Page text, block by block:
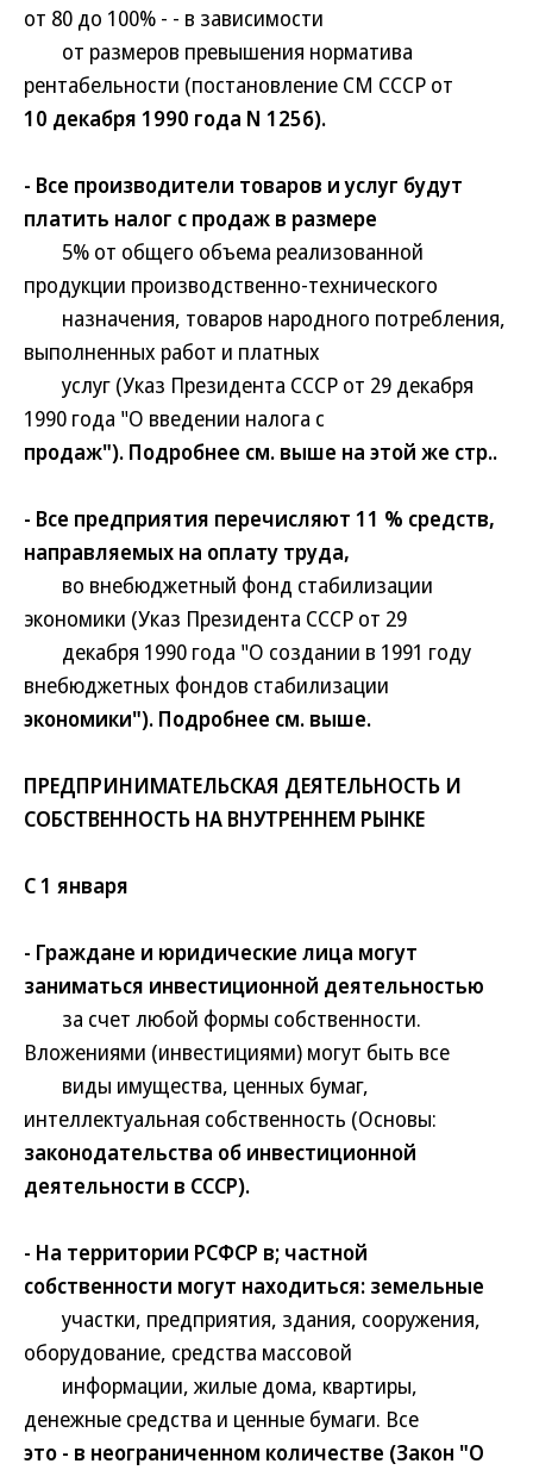
от 80 до 100% - - в зависимости
от размеров превышения норматива
рентабельности (постановление СМ СССР от
10 декабря 1990 года N 1256).
- Все производители товаров и услуг будут
платить налог с продаж в размере
5% от общего объема реализованной
продукции производственно-технического
назначения, товаров народного потребления,
выполненных работ и платных
услуг (Указ Президента СССР от 29 декабря
1990 года "О введении налога с
продаж"). Подробнее см. выше на этой же стр..
- Все предприятия перечисляют 11 % средств,
направляемых на оплату труда,
во внебюджетный фонд стабилизации
экономики (Указ Президента СССР от 29
декабря 1990 года "О создании в 1991 году
внебюджетных фондов стабилизации
экономики"). Подробнее см. выше.
ПРЕДПРИНИМАТЕЛЬСКАЯ ДЕЯТЕЛЬНОСТЬ И
СОБСТВЕННОСТЬ НА ВНУТРЕННЕМ РЫНКЕ
С 1 января
- Граждане и юридические лица могут
заниматься инвестиционной деятельностью
за счет любой формы собственности.
Вложениями (инвестициями) могут быть все
виды имущества, ценных бумаг,
интеллектуальная собственность (Основы:
законодательства об инвестиционной
деятельности в СССР).
- На территории РСФСР в; частной
собственности могут находиться: земельные
участки, предприятия, здания, сооружения,
оборудование, средства массовой
информации, жилые дома, квартиры,
денежные средства и ценные бумаги. Все
это - в неограниченном количестве (Закон "О